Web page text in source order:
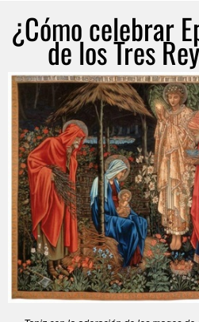
¿Cómo celebrar
de los Tres